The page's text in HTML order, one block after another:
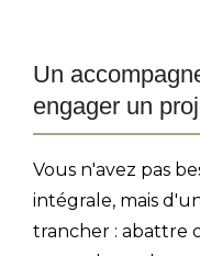
Un
engager un
Vous n'avez pas
intégrale, mais
trancher : abattre